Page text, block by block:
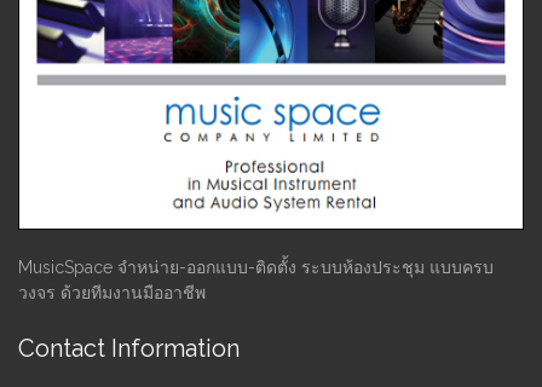
MusicSpace จำหน่าย-ออกแบบ-ติดตั้ง ระบบห้องประชุม แบบครบ
วงจร ด้วยทีมงานมืออาชีพ
Contact Information